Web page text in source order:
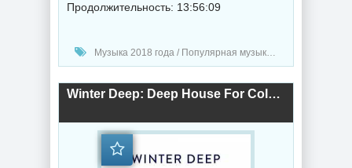
Продолжительность: 13:56:09
Музыка 2018 года / Популярная музыка / Хаус музыка
Winter Deep: Deep House For Colder Days (2018) торрент